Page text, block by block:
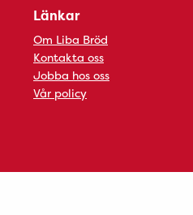
Länkar
Om Liba Bröd
Kontakta oss
Jobba hos oss
Vår policy